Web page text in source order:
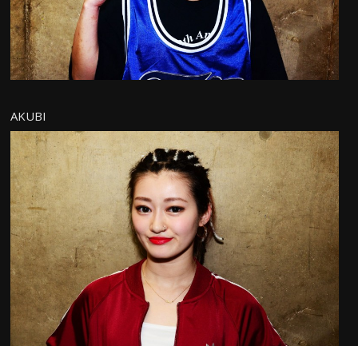
AKUBI